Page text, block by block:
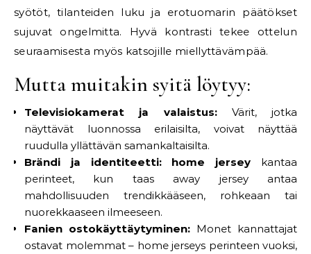
syötöt, tilanteiden luku ja erotuomarin päätökset
sujuvat ongelmitta. Hyvä kontrasti tekee ottelun
seuraamisesta myös katsojille miellyttävämpää.
Mutta muitakin syitä löytyy:
Televisiokamerat ja valaistus:Värit, jotka
näyttävät luonnossa erilaisilta, voivat näyttää
ruudulla yllättävän samankaltaisilta.
Brändi ja identiteetti:
home jersey kantaa
perinteet, kun taas away jersey antaa
mahdollisuuden trendikkääseen, rohkeaan tai
nuorekkaaseen ilmeeseen.
Fanien ostokäyttäytyminen: Monet kannattajat
ostavat molemmat – home jerseys perinteen vuoksi,